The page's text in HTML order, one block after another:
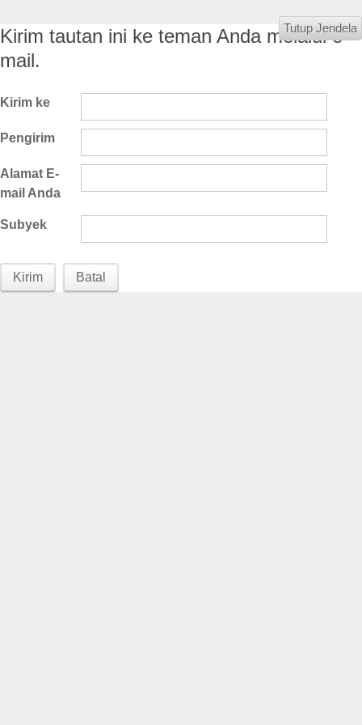
Kirim tautan ini ke teman Anda melalui e-
mail.
Tutup Jendela
Kirim ke
Pengirim
Alamat E-
mail Anda
Subyek
Kirim Batal